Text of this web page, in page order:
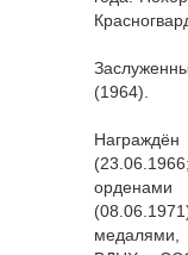
(1964).
медалями,